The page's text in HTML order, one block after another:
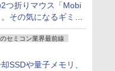
つ折りマウス「Mobi
その気になるギミッ
セミコン業界最前線
SSDや量子メモリ、